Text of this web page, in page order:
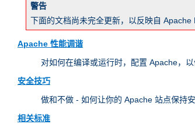
警告
下面的文档尚未完全更新，以反映自
Apache 性能调谐
对如何在编译或运行时，配置 Apache，
安全技巧
做和不做 - 如何让你的 Apache 站点保持安
相关标准